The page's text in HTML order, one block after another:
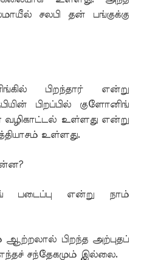
சலபி தன் பங்குக்கு
பிறந்தார் என்று
பிறப்பில் குளோனிங்
வழிகாட்டல் உள்ளது என்று
உள்ளது.
படைப்பு என்று நாம்
ஆற்றலால் பிறந்த அற்புதப்
சந்தேகமும் இல்லை.